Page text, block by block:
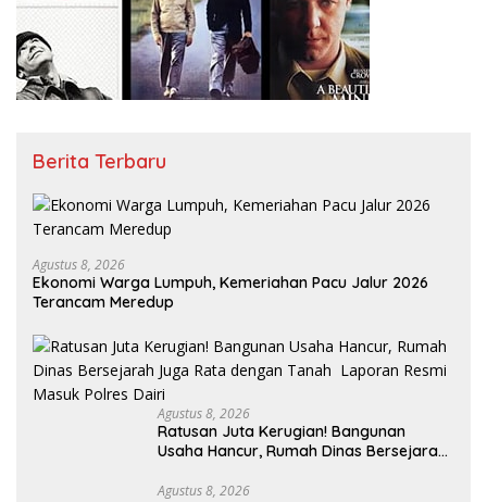
Berita Terbaru
Agustus 8, 2026
Ekonomi Warga Lumpuh, Kemeriahan Pacu Jalur 2026
Terancam Meredup
Agustus 8, 2026
Ratusan Juta Kerugian! Bangunan
Usaha Hancur, Rumah Dinas Bersejarah
Resmi Masuk Polres Dairi
Agustus 8, 2026